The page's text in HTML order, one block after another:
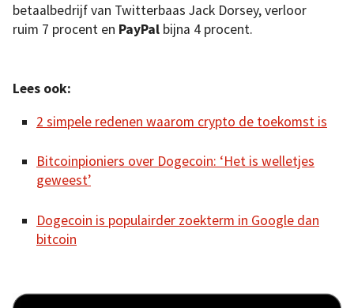
betaalbedrijf van Twitterbaas Jack Dorsey, verloor
ruim 7 procent en PayPal bijna 4 procent.
Lees ook:
2 simpele redenen waarom crypto de toekomst is
Bitcoinpioniers over Dogecoin: ‘Het is welletjes
geweest’
Dogecoin is populairder zoekterm in Google dan
bitcoin